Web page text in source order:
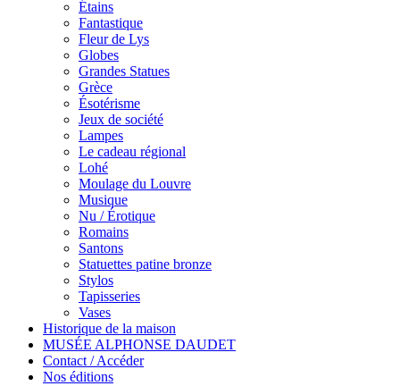
Étains
Fantastique
Fleur de Lys
Globes
Grandes Statues
Grèce
Ésotérisme
Jeux de société
Lampes
Le cadeau régional
Lohé
Moulage du Louvre
Musique
Nu / Érotique
Romains
Santons
Statuettes patine bronze
Stylos
Tapisseries
Vases
Historique de la maison
MUSÉE ALPHONSE DAUDET
Contact / Accéder
Nos éditions